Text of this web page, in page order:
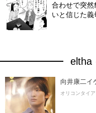
合わせで突
いと信じた義
eltha
向井康二イ
オリコンタイ